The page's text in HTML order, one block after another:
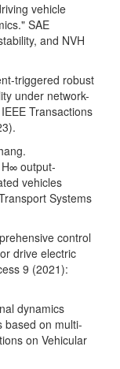
vehicle
SAE
and NVH
triggered robust
under network-
Transactions
output‐
vehicles
Systems
control
drive electric
9 (2021):
dynamics
based on multi-
on Vehicular